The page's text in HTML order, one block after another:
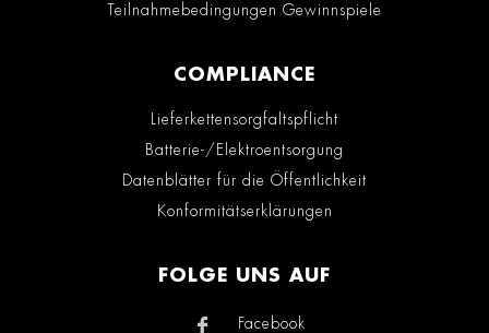
Teilnahmebedingungen Gewinnspiele
COMPLIANCE
Lieferkettensorgfaltspflicht
Batterie-/Elektroentsorgung
Datenblätter für die Öffentlichkeit
Konformitätserklärungen
FOLGE UNS AUF
Facebook